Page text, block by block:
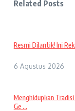
Related Posts
Resmi Dilantik! Ini
6 Agustus 2026
Menghidupkan
Ge ...